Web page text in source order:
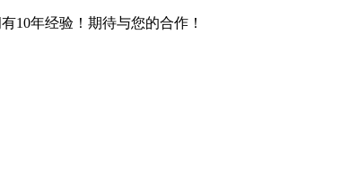
10年经验！期待与您的合作！